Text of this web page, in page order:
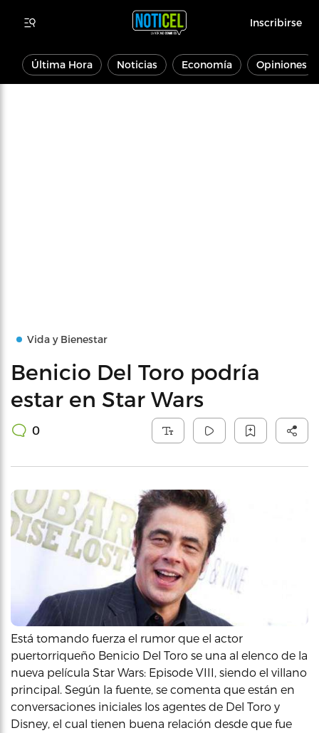
Inscribirse
Última Hora Noticias Economía Opiniones
Vida y Bienestar
Benicio Del Toro podría
estar en Star Wars
0
Está tomando fuerza el rumor que el actor
puertorriqueño Benicio Del Toro se una al elenco de la
nueva película Star Wars: Episode VIII, siendo el villano
principal. Según la fuente, se comenta que están en
conversaciones iniciales los agentes de Del Toro y
Disney, el cual tienen buena relación desde que fue